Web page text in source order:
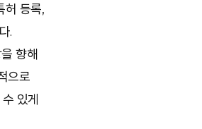
허 등록,
.
향해
으로
있게